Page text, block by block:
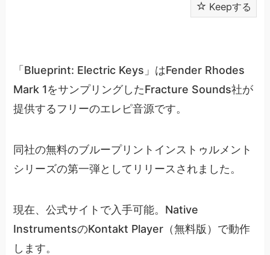
Keepする
「Blueprint: Electric Keys」はFender Rhodes
Mark 1をサンプリングしたFracture Sounds社が
提供するフリーのエレピ音源です。
同社の無料のブループリントインストゥルメント
シリーズの第一弾としてリリースされました。
現在、公式サイトで入手可能。Native
InstrumentsのKontakt Player（無料版）で動作
します。